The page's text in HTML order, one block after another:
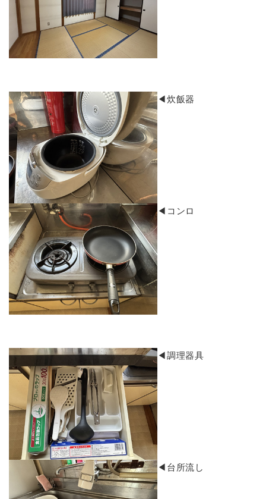
​◀炊飯器
​◀コンロ​
​◀調理器具 ​
​◀台所流し​